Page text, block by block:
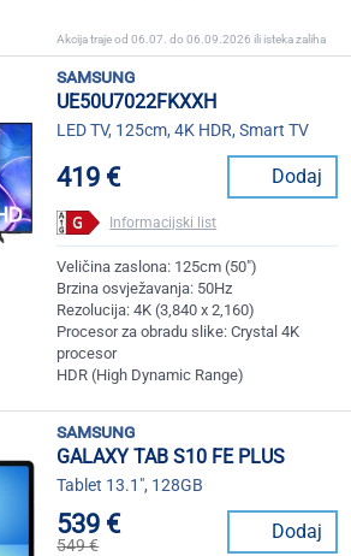
Akcija traje od 06.07. do 06.09.2026 ili isteka zaliha
samsung
UE50U7022FKXXH
LED TV, 125cm, 4K HDR, Smart TV
419 € Dodaj
Informacijski list
Veličina zaslona: 125cm (50")
Brzina osvježavanja: 50Hz
Rezolucija: 4K (3,840 x 2,160)
Procesor za obradu slike: Crystal 4K
procesor
HDR (High Dynamic Range)
samsung
GALAXY TAB S10 FE PLUS
Tablet 13.1", 128GB
539 €
549 €
Dodaj